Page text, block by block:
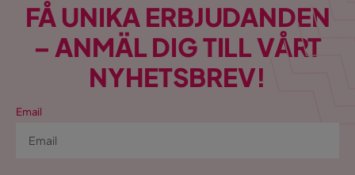
FÅ UNIKA ERBJUDANDEN
– ANMÄL DIG TILL VÅRT
NYHETSBREV!
Email